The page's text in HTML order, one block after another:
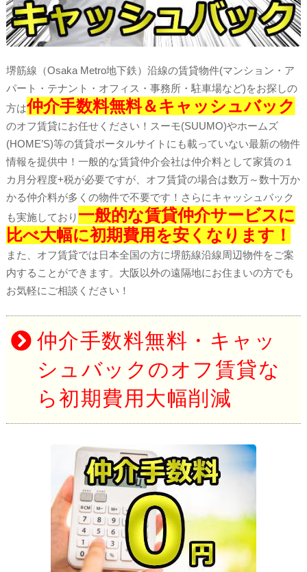
堺筋線（Osaka Metro地下鉄）沿線の賃貸物件(マンション・ア
パート・テナント・オフィス・事務所・駐車場など)をお探しの
方は仲介手数料無料＆キャッシュバック
のオフ賃貸にお任せください！スーモ(SUUMO)やホームズ
(HOME’S)等の賃貸ポータルサイトにも載っていない最新の物件
情報を提供中！一般的な賃貸仲介会社は仲介料として家賃の１
カ月分程度+税が必要ですが、オフ賃貸の場合は数万～数十万か
かる仲介料が多くの物件で不要です！さらにキャッシュバック
も実施しており 一般的な賃貸仲介サービスに
比べ大幅に初期費用を安くなります！
また、オフ賃貸では日本全国の方に堺筋線沿線周辺物件をご案
内することができます。大阪以外の遠隔地にお住まいの方でも
お気軽にご相談ください！
仲介手数料無料・キャッ
シュバックのオフ賃貸な
ら初期費用大幅削減